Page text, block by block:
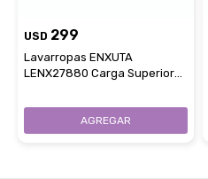
USD 299
Lavarropas ENXUTA
LENX27880 Carga Superior